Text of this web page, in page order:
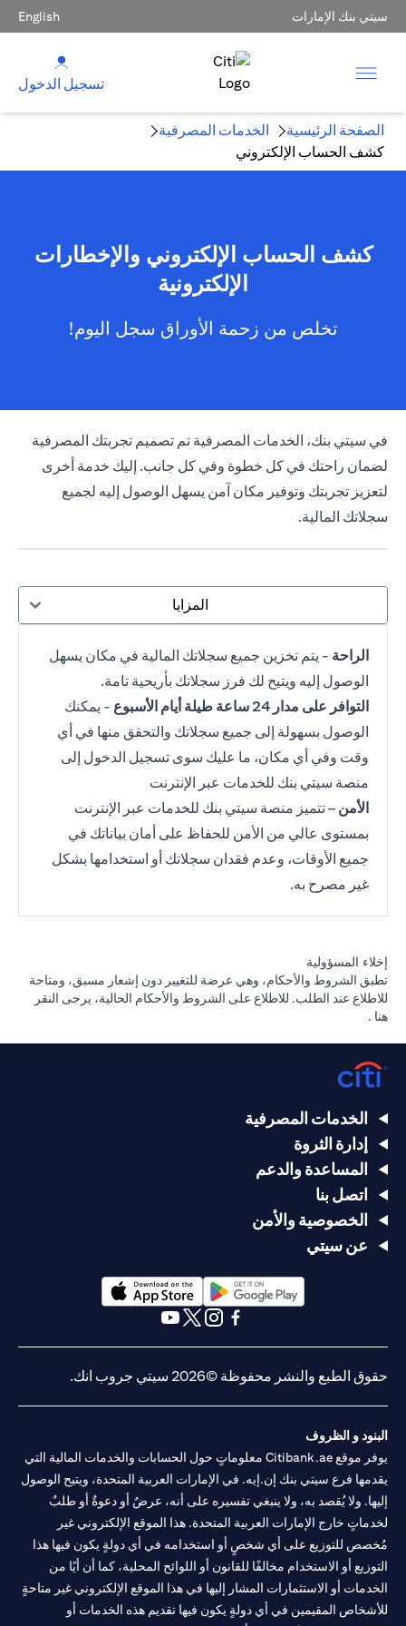
سيتي بنك الإمارات English
تسجيل الدخول
الصفحة الرئيسية
الخدمات المصرفية
كشف الحساب الإلكتروني
كشف الحساب الإلكتروني والإخطارات
الإلكترونية
تخلص من زحمة الأوراق سجل اليوم!
في سيتي بنك، الخدمات المصرفية opens in a new tab
تم تصميم تجربتك المصرفية
لضمان راحتك في كل خطوة وفي كل جانب. إليك خدمة أخرى
لتعزيز تجربتك وتوفير مكان آمن يسهل الوصول إليه لجميع
سجلاتك المالية.
المزايا
الراحة - يتم تخزين جميع سجلاتك المالية في مكان يسهل
الوصول إليه ويتيح لك فرز سجلاتك بأريحية تامة.
التوافر على مدار 24 ساعة طيلة أيام الأسبوع
- يمكنك
الوصول بسهولة إلى جميع سجلاتك والتحقق منها في أي
وقت وفي أي مكان، ما عليك سوى تسجيل الدخول إلى
منصة سيتي بنك للخدمات عبر الإنترنت
الأمن – تتميز منصة سيتي بنك للخدمات عبر الإنترنت
بمستوى عالي من الأمن للحفاظ على أمان بياناتك في
جميع الأوقات، وعدم فقدان سجلاتك أو استخدامها بشكل
غير مصرح به.
إخلاء المسؤولية
تطبق الشروط والأحكام، وهي عرضة للتغيير دون إشعار مسبق، ومتاحة
للاطلاع عند الطلب. للاطلاع على الشروط والأحكام الحالية، يرجى النقر
هنا .
الخدمات المصرفية
إدارة الثروة
المساعدة والدعم
اتصل بنا
الخصوصية والأمن
عن سيتي
opens in a new tab
opens in a new tab
حقوق الطبع والنشر محفوظة ©2026 سيتي جروب انك.
البنود و الظروف
يوفر موقع Citibank.ae معلوماتٍ حول الحسابات والخدمات المالية التي
يقدمها فرع سيتي بنك إن.إيه. في الإمارات العربية المتحدة، ويتيح الوصول
إليها. ولا يُقصد به، ولا ينبغي تفسيره على أنه، عرضٌ أو دعوةٌ أو طلبٌ
لخدماتٍ خارج الإمارات العربية المتحدة. هذا الموقع الإلكتروني غير
مُخصص للتوزيع على أي شخصٍ أو استخدامه في أي دولةٍ يكون فيها هذا
التوزيع أو الاستخدام مخالفًا للقانون أو اللوائح المحلية، كما أن أيًا من
الخدمات أو الاستثمارات المشار إليها في هذا الموقع الإلكتروني غير متاحةٍ
للأشخاص المقيمين في أي دولةٍ يكون فيها تقديم هذه الخدمات أو